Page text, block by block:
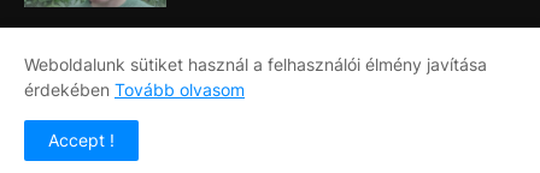
Címlap Rólunk
Weboldalunk sütiket használ a felhasználói élmény javítása
érdekében Tovább olvasom
Accept !